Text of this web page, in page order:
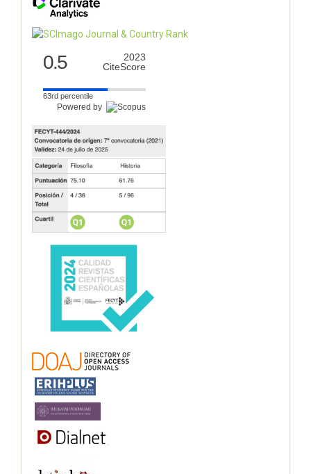
0.5
2023
CiteScore
63rd percentile
Powered by